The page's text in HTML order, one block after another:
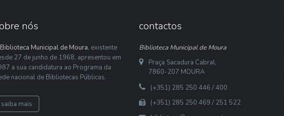
nós
Biblioteca Municipal de Moura, existente
27 de junho de 1968, apresentou em
a sua candidatura ao Programa da
nacional de Bibliotecas Públicas.
saiba mais
contactos
Biblioteca Municipal de Moura
Praça Sacadura Cabral,
7860-207 MOURA
(+351) 285 250 446 / 400
(+351) 285 250 469 / 251 522